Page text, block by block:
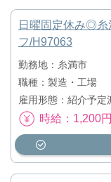
日曜固定休み◎
フ/H97063
勤務地：糸満市
職種：製造・工場
雇用形態：紹介予定
時給：1,200